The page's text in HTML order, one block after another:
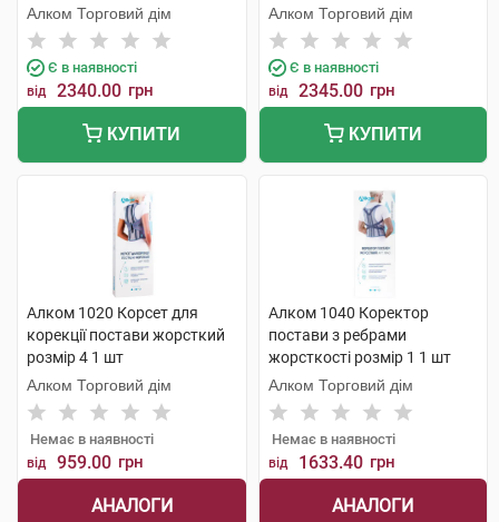
Алком Торговий дім
Є в наявності
від 2340.00 грн
КУПИТИ
Алком Торговий дім
Є в наявності
від 2345.00 грн
КУПИТИ
Алком 1020 Корсет для
корекції постави жорсткий
розмір 4 1 шт
Алком Торговий дім
Немає в наявності
від 959.00 грн
АНАЛОГИ
Алком 1040 Коректор
постави з ребрами
жорсткості розмір 1 1 шт
Алком Торговий дім
Немає в наявності
від 1633.40 грн
АНАЛОГИ